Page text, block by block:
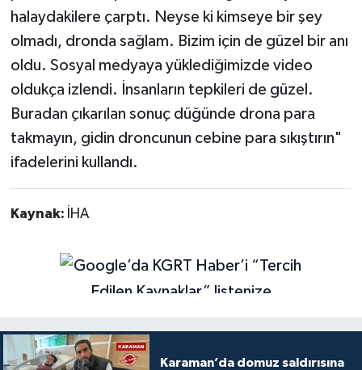
halaydakilere çarptı. Neyse ki kimseye bir şey
olmadı, dronda sağlam. Bizim için de güzel bir anı
oldu. Sosyal medyaya yüklediğimizde video
oldukça izlendi. İnsanların tepkileri de güzel.
Buradan çıkarılan sonuç düğünde drona para
takmayın, gidin droncunun cebine para sıkıştırın"
ifadelerini kullandı.
Kaynak: İHA
Karaman’da domuz saldırısına